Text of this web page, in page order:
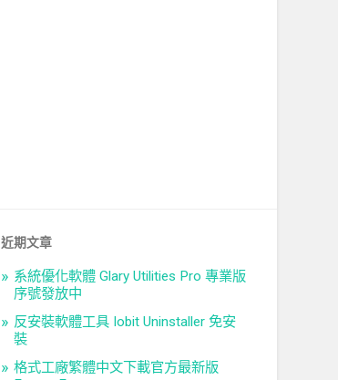
近期文章
系統優化軟體 Glary Utilities Pro 專業版
序號發放中
反安裝軟體工具 Iobit Uninstaller 免安
裝
格式工廠繁體中文下載官方最新版